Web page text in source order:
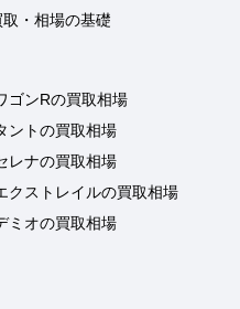
・相場の基礎
ゴンRの買取相場
ントの買取相場
レナの買取相場
クストレイルの買取相場
ミオの買取相場